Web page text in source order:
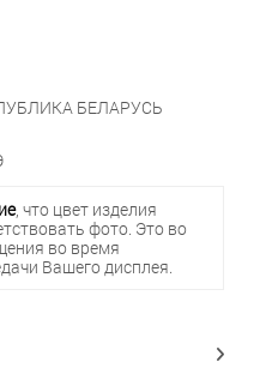
БЕЛАРУСЬ
, что цвет изделия
фото. Это во
во время
Вашего дисплея.